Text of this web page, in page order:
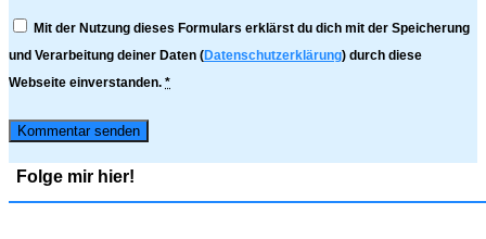
Mit der Nutzung dieses Formulars erklärst du dich mit der Speicherung
und Verarbeitung deiner Daten (Datenschutzerklärung) durch diese
Webseite einverstanden. *
Folge mir hier!